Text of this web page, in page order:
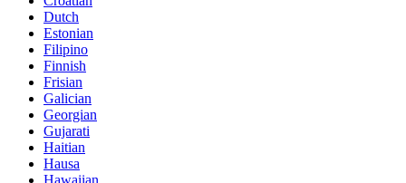
Dutch
Estonian
Filipino
Finnish
Frisian
Galician
Georgian
Gujarati
Haitian
Hausa